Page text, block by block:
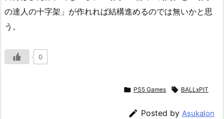
の達人の十字架」が作れれば結構進めるのでは無いかと思
う。
0
 PS5 Games  BALLxPIT
 Posted by Asukalon